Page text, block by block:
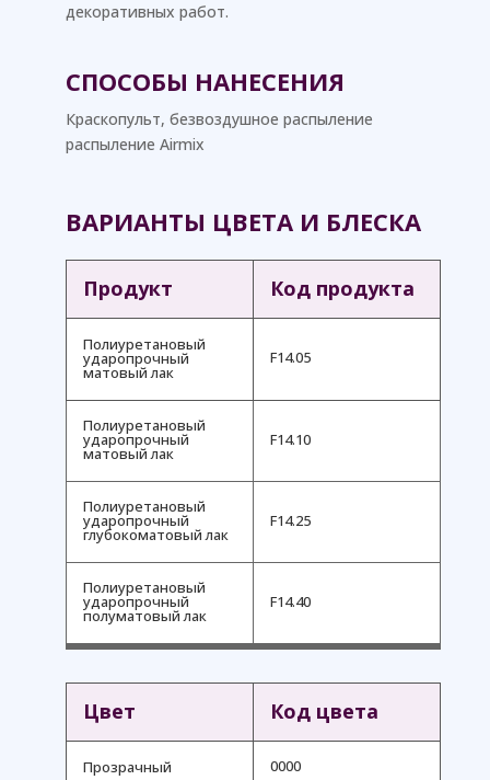
декоративных работ.
СПОСОБЫ НАНЕСЕНИЯ
Краскопульт, безвоздушное распыление
распыление Airmix
ВАРИАНТЫ ЦВЕТА И БЛЕСКА
Продукт Код продукта
Полиуретановый
ударопрочный
матовый лак
F14.05
Полиуретановый
ударопрочный
матовый лак
F14.10
Полиуретановый
ударопрочный
глубокоматовый лак
F14.25
Полиуретановый
ударопрочный
полуматовый лак
F14.40
Цвет Код цвета
Прозрачный 0000